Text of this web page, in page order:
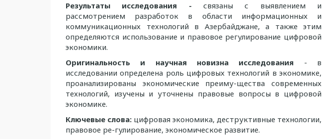
Результаты исследования - связаны с выявлением и
рассмотрением разработок в области информационных и
коммуникационных технологий в Азербайджане, а также этим
определяются использование и правовое регулирование цифровой
экономики.
Оригинальность и научная новизна исследования - в
исследовании определена роль цифровых технологий в экономике,
проанализированы экономические преиму-щества современных
технологий, изучены и уточнены правовые вопросы в цифровой
экономике.
Ключевые слова: цифровая экономика, деструктивные технологии,
правовое ре-гулирование, экономическое развитие.